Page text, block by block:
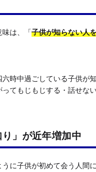
味は、「子供が知らない人
時中過ごしている子供が
てもじもじする・話せな
り」が近年増加中
に子供が初めて会う人間